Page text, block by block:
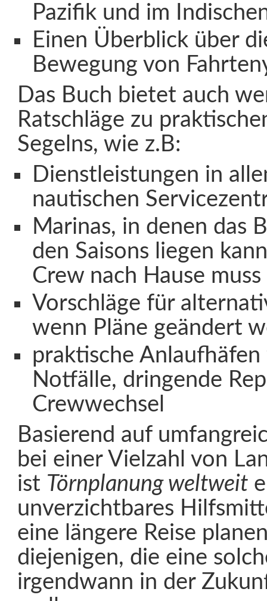
Pazifik und im
Einen Überblick über
Bewegung von
Das Buch bietet auch
Ratschläge zu
Segelns, wie z.B:
Dienstleistungen in
nautischen
Marinas, in denen das
den Saisons liegen
Crew nach Hause muss
Vorschläge für
wenn Pläne geändert
praktische
Notfälle, dringende
Crewwechsel
Basierend auf
bei einer Vielzahl von
ist Törnplanung weltweit
unverzichtbares
eine längere Reise
diejenigen, die eine
irgendwann in der